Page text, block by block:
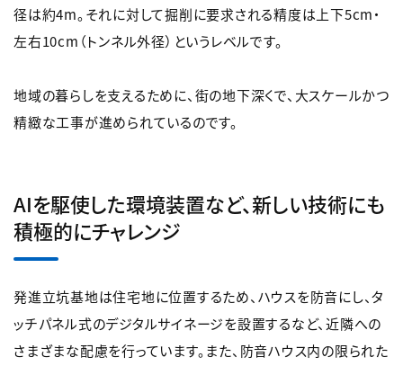
径は約4m。それに対して掘削に要求される精度は上下5cm・
左右10cm（トンネル外径）というレベルです。
地域の暮らしを支えるために、街の地下深くで、大スケールかつ
精緻な工事が進められているのです。
AIを駆使した環境装置など、新しい技術にも
積極的にチャレンジ
発進立坑基地は住宅地に位置するため、ハウスを防音にし、タ
ッチパネル式のデジタルサイネージを設置するなど、近隣への
さまざまな配慮を行っています。また、防音ハウス内の限られた